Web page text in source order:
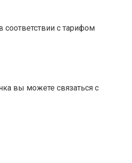
соответствии с тарифом
вы можете связаться с